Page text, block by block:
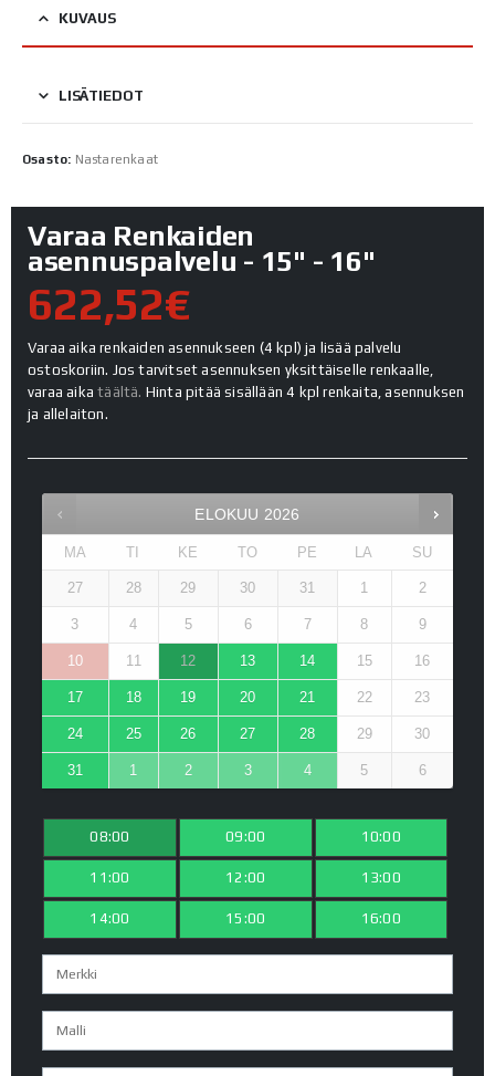
KUVAUS
LISÄTIEDOT
Osasto: Nastarenkaat
Varaa Renkaiden
asennuspalvelu - 15" - 16"
622,52€
Varaa aika renkaiden asennukseen (4 kpl) ja lisää palvelu
ostoskoriin. Jos tarvitset asennuksen yksittäiselle renkaalle,
varaa aikatäältä. Hinta pitää sisällään 4 kpl renkaita, asennuksen
ja allelaiton.
ELOKUU 2026
MA TI KE TO PE LA SU
27 28 29 30 31 1 2
3 4 5 6 7 8 9
10 11 12 13 14 15 16
17 18 19 20 21 22 23
24 25 26 27 28 29 30
31 1 2 3 4 5 6
08:00 09:00 10:00
11:00 12:00 13:00
14:00 15:00 16:00